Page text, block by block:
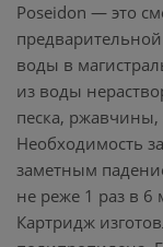
Poseidon — это
воды в
из воды
песка,
Необходимость
заметным
не реже 1 раз в 6
Картридж